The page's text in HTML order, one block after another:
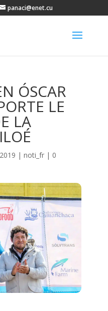
panaci@enet.cu
ÓSCAR
LE
LA
| noti_fr| 0